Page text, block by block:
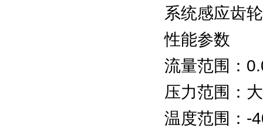
系统感应齿
性能参数
流量范围：
压力范围：
温度范围：-